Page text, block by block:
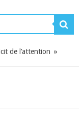
de l’attention »